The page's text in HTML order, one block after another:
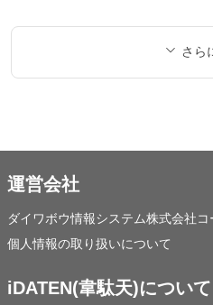
さら
運営会社
ダイワボウ情報システム株式会社コ
個人情報の取り扱いについて
iDATEN(韋駄天)について